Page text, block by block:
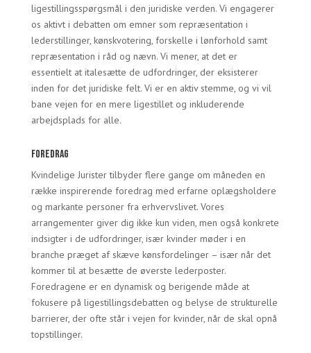
ligestillingsspørgsmål i den juridiske verden. Vi engagerer
os aktivt i debatten om emner som repræsentation i
lederstillinger, kønskvotering, forskelle i lønforhold samt
repræsentation i råd og nævn. Vi mener, at det er
essentielt at italesætte de udfordringer, der eksisterer
inden for det juridiske felt. Vi er en aktiv stemme, og vi vil
bane vejen for en mere ligestillet og inkluderende
arbejdsplads for alle.
Foredrag
Kvindelige Jurister tilbyder flere gange om måneden en
række inspirerende foredrag med erfarne oplægsholdere
og markante personer fra erhvervslivet. Vores
arrangementer giver dig ikke kun viden, men også konkrete
indsigter i de udfordringer, især kvinder møder i en
branche præget af skæve kønsfordelinger – især når det
kommer til at besætte de øverste lederposter.
Foredragene er en dynamisk og berigende måde at
fokusere på ligestillingsdebatten og belyse de strukturelle
barrierer, der ofte står i vejen for kvinder, når de skal opnå
topstillinger.